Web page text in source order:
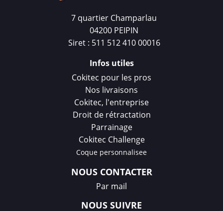
7 quartier Champarlau
04200 PEIPIN
Siret : 511 512 410 00016
Infos utiles
Cokitec pour les pros
Nos livraisons
Cokitec, l'entreprise
Droit de rétractation
Parrainage
Cokitec Challenge
Coque personnalisee
NOUS CONTACTER
Par mail
NOUS SUIVRE